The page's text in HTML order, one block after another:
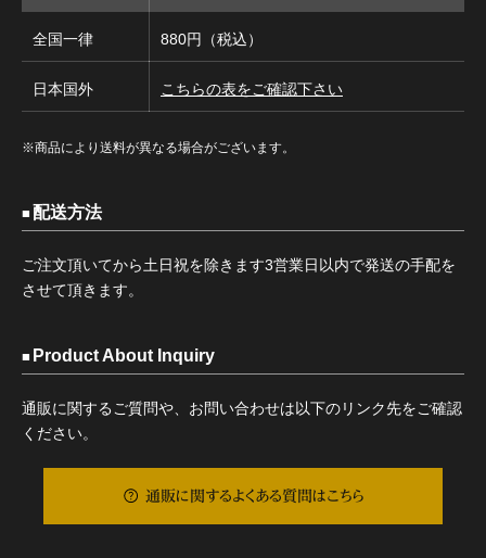
全国一律 880円（税込）
日本国外 こちらの表をご確認下さい
※商品により送料が異なる場合がございます。
配送方法
ご注文頂いてから土日祝を除きます3営業日以内で発送の手配を
させて頂きます。
Product About Inquiry
通販に関するご質問や、お問い合わせは以下のリンク先をご確認
ください。
通販に関するよくある質問はこちら